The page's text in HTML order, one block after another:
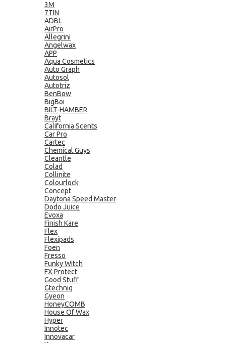
3M
7TIN
ADBL
AirPro
Allegrini
Angelwax
APP
Aqua Cosmetics
Auto Graph
Autosol
Autotriz
BenBow
BigBoi
BILT-HAMBER
Brayt
California Scents
Car Pro
Cartec
Chemical Guys
Cleantle
Colad
Collinite
Colourlock
Concept
Daytona Speed Master
Dodo Juice
Evoxa
Finish Kare
Flex
Flexipads
Foen
Fresso
Funky Witch
FX Protect
Good Stuff
Gtechniq
Gyeon
HoneyCOMB
House Of Wax
Hyper
Innotec
Innovacar